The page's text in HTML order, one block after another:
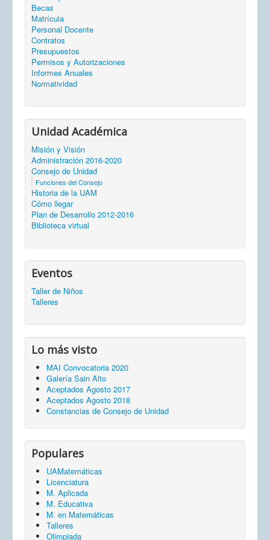
Becas
Matrícula
Personal Docente
Contratos
Presupuestos
Permisos y Autorizaciones
Informes Anuales
Normatividad
Unidad Académica
Misión y Visión
Administración 2016-2020
Consejo de Unidad
Funciones del Consejo
Historia de la UAM
Cómo llegar
Plan de Desarrollo 2012-2016
Biblioteca virtual
Eventos
Taller de Niños
Talleres
Lo más visto
MAI Convocatoria 2020
Galería Sain Alto
Aceptados Agosto 2017
Aceptados Agosto 2018
Constancias de Consejo de Unidad
Populares
UAMatemáticas
Licenciatura
M. Aplicada
M. Educativa
M. en Matemáticas
Talleres
Olimpiada